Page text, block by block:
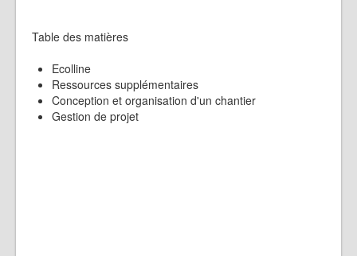
Table des matières
Ecolline
Ressources supplémentaires
Conception et organisation d'un chantier
Gestion de projet